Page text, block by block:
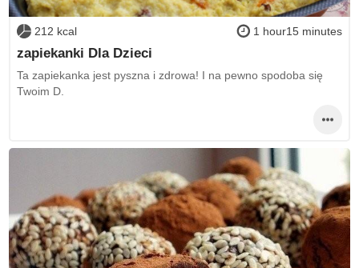
212 kcal 1 hour15 minutes
zapiekanki Dla Dzieci
Ta zapiekanka jest pyszna i zdrowa! I na pewno spodoba się
Twoim D.